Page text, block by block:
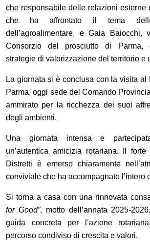
che responsabile delle relazioni esterne
che ha affrontato il tema
dell ’agroalimentare, e Gaia Baiocchi,
Consorzio del prosciutto di Parma,
strategie di valorizzazione del territorio e
La giornata si è conclusa con la visita al
Parma, oggi sede del Comando
ammirato per la ricchezza dei suoi
degli ambienti.
Una giornata intensa e
un’autentica amicizia rotariana. Il
Distretti è emerso chiaramente nell ’
conviviale che ha accompagnato l ’intero
Si torna a casa con una rinnovata
for Good”, motto dell ’annata 2025-
guida concreta per l ’azione
percorso condiviso di crescita e valori.